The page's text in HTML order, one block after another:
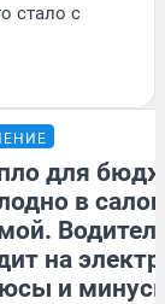
стало с
для
в
на
и